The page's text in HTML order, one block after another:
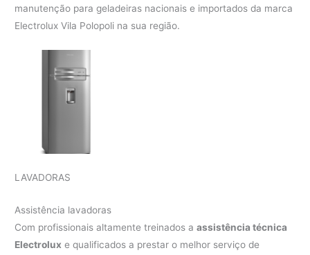
manutenção para geladeiras nacionais e importados da marca
Electrolux Vila Polopoli na sua região.
LAVADORAS
Assistência lavadoras
Com profissionais altamente treinados aassistência técnica
Electrolux e qualificados a prestar o melhor serviço de